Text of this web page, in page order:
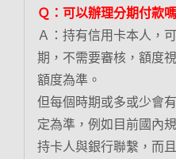
Ｑ：可以辦理分期付款
Ａ：持有信用卡本人，
期，不需要審核，額度
額度為準。
但每個時期或多或少會
定為準，例如目前國內
持卡人與銀行聯繫，而